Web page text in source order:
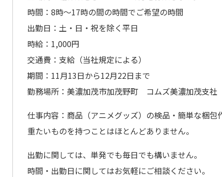
時間：8時～17時の間の時間でご希望の時間
出勤日：土・日・祝を除く平日
時給：1,000円
交通費：支給（当社規定による）
期間：11月13日から12月22日まで
勤務場所：美濃加茂市加茂野町 コムズ美濃加茂支社
仕事内容：商品（アニメグッズ）の検品・簡単な梱包
重たいものを持つことはほとんどありません。
出勤に関しては、単発でも毎日でも構いません。
時間・出勤日に関してはお気軽にご相談ください。